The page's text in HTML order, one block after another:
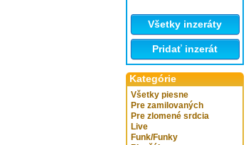
Všetky inzeráty
Pridať inzerát
Kategórie
Všetky piesne
Pre zamilovaných
Pre zlomené srdcia
Live
Funk/Funky